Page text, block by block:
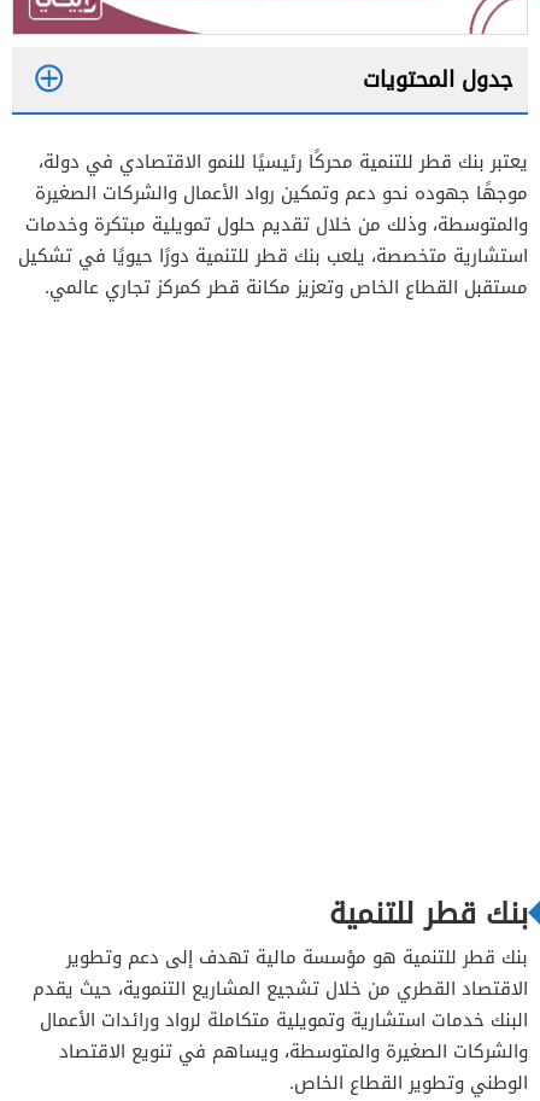
جدول المحتويات
2
3
4
5
يعتبر بنك قطر للتنمية محركًا رئيسيًا للنمو الاقتصادي في دولة،
موجهًا جهوده نحو دعم وتمكين رواد الأعمال والشركات الصغيرة
والمتوسطة، وذلك من خلال تقديم حلول تمويلية مبتكرة وخدمات
استشارية متخصصة، يلعب بنك قطر للتنمية دورًا حيويًا في تشكيل
مستقبل القطاع الخاص وتعزيز مكانة قطر كمركز تجاري عالمي.
بنك قطر للتنمية
بنك قطر للتنمية هو مؤسسة مالية تهدف إلى دعم وتطوير
الاقتصاد القطري من خلال تشجيع المشاريع التنموية، حيث يقدم
البنك خدمات استشارية وتمويلية متكاملة لرواد ورائدات الأعمال
والشركات الصغيرة والمتوسطة، ويساهم في تنويع الاقتصاد
الوطني وتطوير القطاع الخاص.